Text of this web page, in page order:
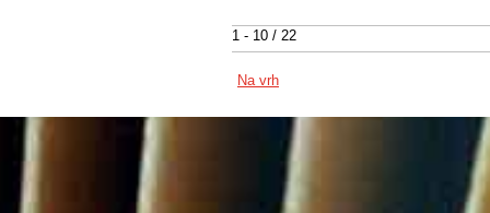
1 - 10 / 22
Na vrh